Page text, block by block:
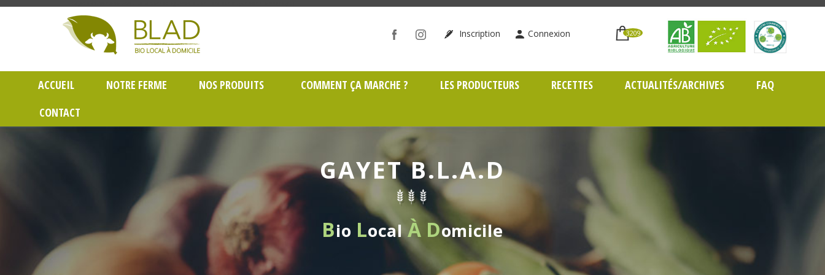
Inscription Connexion 3209
ACCUEIL NOTRE FERME NOS PRODUITS COMMENT ÇA MARCHE ? LES PRODUCTEURS RECETTES ACTUALITÉS/ARCHIVES
FAQ
CONTACT
GAYET B.L.A.D
Bio LocalÀ Domicile